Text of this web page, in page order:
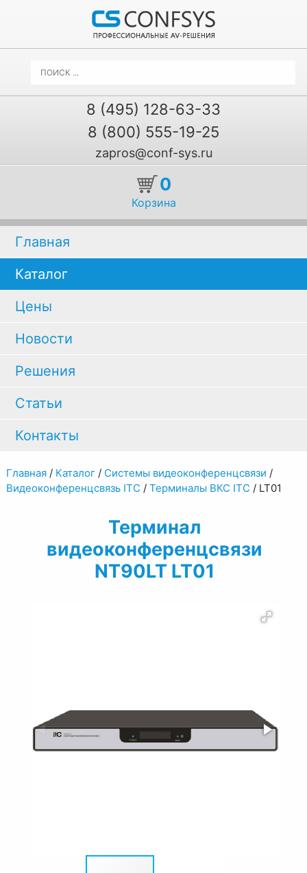
8 (495) 128-63-33
8 (800) 555-19-25
zapros@conf-sys.ru
0
Корзина
Главная
Каталог
Цены
Новости
Решения
Статьи
Контакты
Главная/ Каталог/ Системы видеоконференцсвязи /
Видеоконференцсвязь ITC / Терминалы ВКС ITC / LT01
Терминал
видеоконференцсвязи
NT90LT LT01